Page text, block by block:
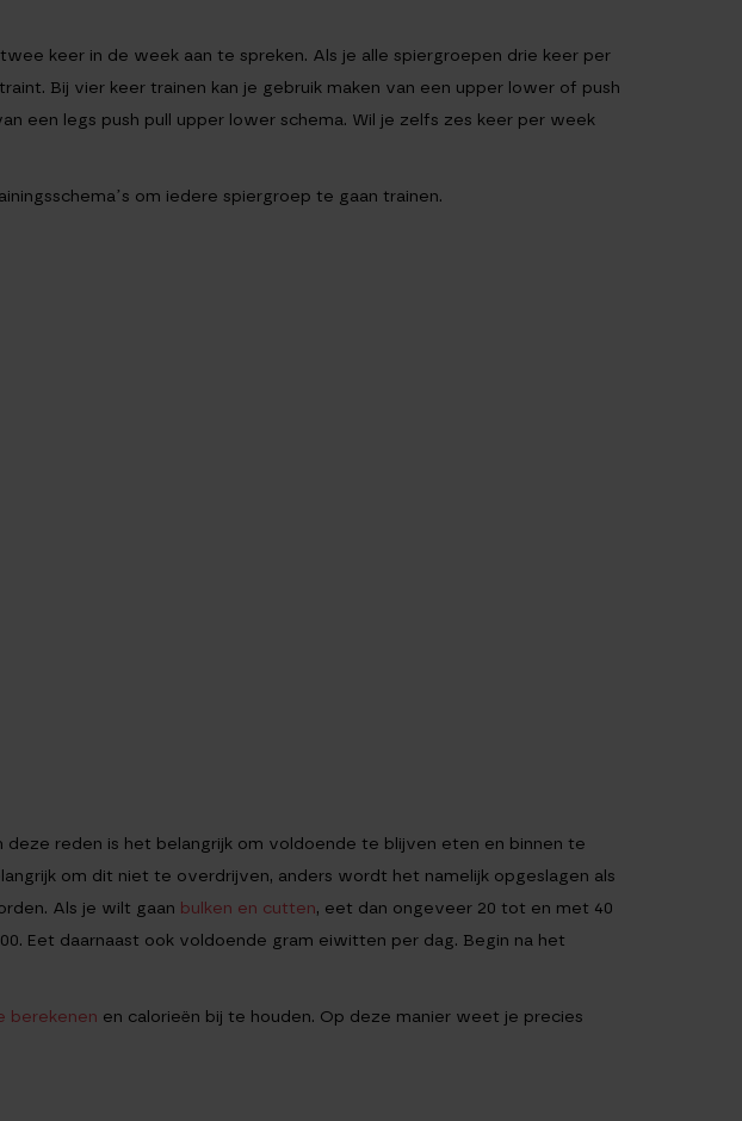
keer in de week aan te spreken. Als je alle spiergroepen drie keer per
Bij vier keer trainen kan je gebruik maken van een upper lower of push
een legs push pull upper lower schema. Wil je zelfs zes keer per week
om iedere spiergroep te gaan trainen.
reden is het belangrijk om voldoende te blijven eten en binnen te
om dit niet te overdrijven, anders wordt het namelijk opgeslagen als
Als je wilt gaan bulken en cutten, eet dan ongeveer 20 tot en met 40
Eet daarnaast ook voldoende gram eiwitten per dag. Begin na het
berekenen en calorieën bij te houden. Op deze manier weet je precies